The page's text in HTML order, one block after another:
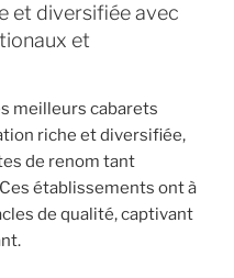
et diversifiée avec
et
meilleurs cabarets
riche et diversifiée,
de renom tant
établissements ont à
de qualité, captivant